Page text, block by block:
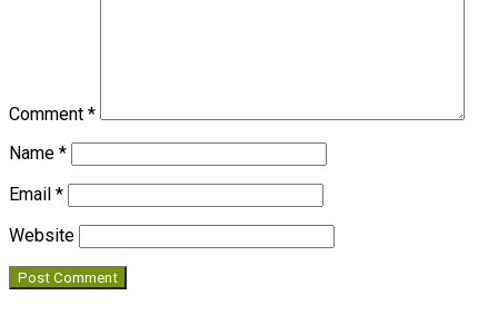
Comment *
Name *
Email *
Website